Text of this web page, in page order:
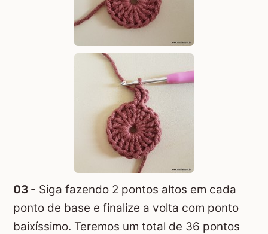
03 - Siga fazendo 2 pontos altos em cada
ponto de base e finalize a volta com ponto
baixíssimo. Teremos um total de 36 pontos